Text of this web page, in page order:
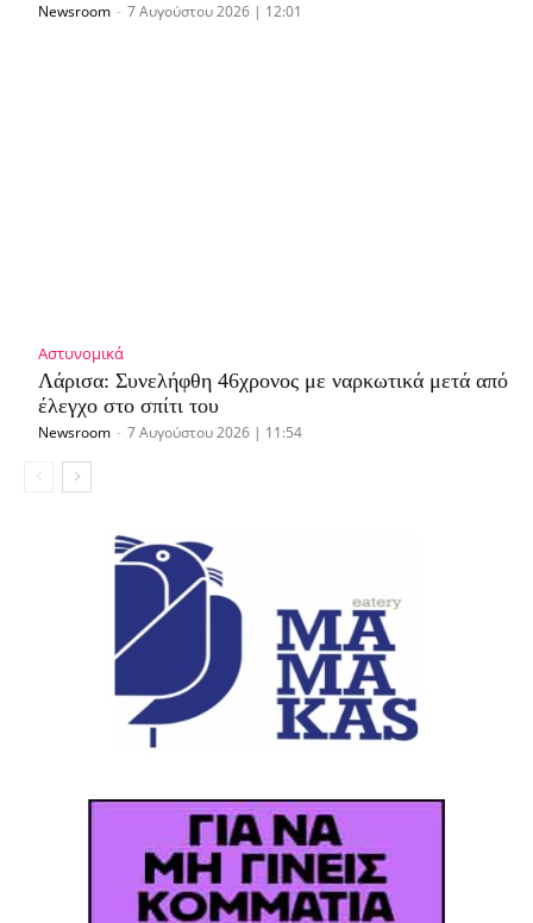
Newsroom - 7 Αυγούστου 2026 | 12:01
Αστυνομικά
Λάρισα: Συνελήφθη 46χρονος με ναρκωτικά μετά από
έλεγχο στο σπίτι του
Newsroom - 7 Αυγούστου 2026 | 11:54